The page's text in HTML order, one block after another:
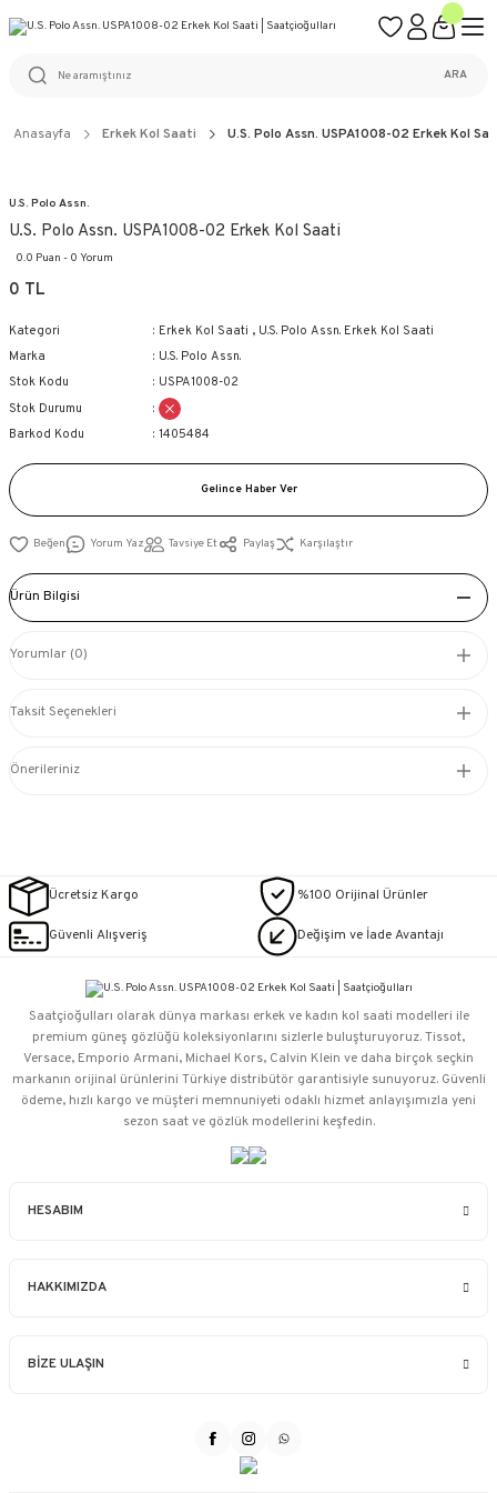
%100 ORİJİNAL ÜRÜN GARANTİSİ
ARA
Anasayfa Erkek Kol Saati U.S. Polo Assn. USPA1008-02 Erkek Kol
U.S. Polo Assn.
U.S. Polo Assn. USPA1008-02 Erkek Kol Saati
0.0 Puan - 0 Yorum
0 TL
Kategori Erkek Kol Saati , U.S. Polo Assn. Erkek Kol Saati
Marka
U.S. Polo Assn.
Stok Kodu
USPA1008-02
Stok Durumu
Barkod Kodu
1405484
Gelince Haber Ver
Yorum Yaz Tavsiye Et Paylaş Karşılaştır
Ürün Bilgisi
Yorumlar (0)
Taksit Seçenekleri
Önerileriniz
Ücretsiz Kargo %100 Orijinal Ürünler
Güvenli Alışveriş Değişim ve İade Avantajı
HESABIM
HAKKIMIZDA
BİZE ULAŞIN
Saatçioğulları⁠ olarak dünya markası erkek ve kadın kol saati modelleri ile
premium güneş gözlüğü koleksiyonlarını sizlerle buluşturuyoruz. Tissot,
Versace, Emporio Armani, Michael Kors, Calvin Klein ve daha birçok seçkin
markanın orijinal ürünlerini Türkiye distribütör garantisiyle sunuyoruz. Güvenli
ödeme, hızlı kargo ve müşteri memnuniyeti odaklı hizmet anlayışımızla yeni
sezon saat ve gözlük modellerini keşfedin.